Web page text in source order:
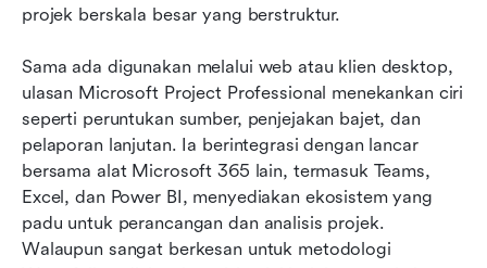
projek berskala besar yang berstruktur.
Sama ada digunakan melalui web atau klien desktop,
ulasan Microsoft Project Professional menekankan ciri
seperti peruntukan sumber, penjejakan bajet, dan
pelaporan lanjutan. Ia berintegrasi dengan lancar
bersama alat Microsoft 365 lain, termasuk Teams,
Excel, dan Power BI, menyediakan ekosistem yang
padu untuk perancangan dan analisis projek.
Walaupun sangat berkesan untuk metodologi